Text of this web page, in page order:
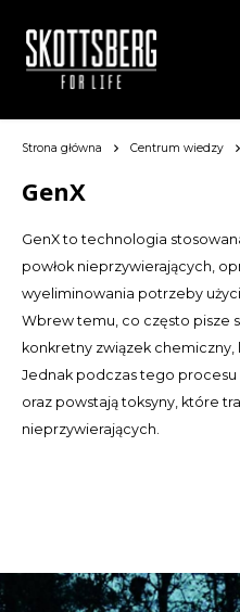
Hoofdmenu /
Cast Iron Cookware
Carbon Steel Cookware
Stainless Steel Cookware
Hoofdmenu
Nederlands
Deutsch
English
Français
Hoofdmenu
EUR
USD
AUD
INR
Strona główna Centrum wiedzy
GenX
GenX to technologia
powłok nieprzywierających,
wyeliminowania potrzeby
Wbrew temu, co często pisze
konkretny związek
Jednak podczas tego procesu
oraz powstają toksyny, które
nieprzywierających.